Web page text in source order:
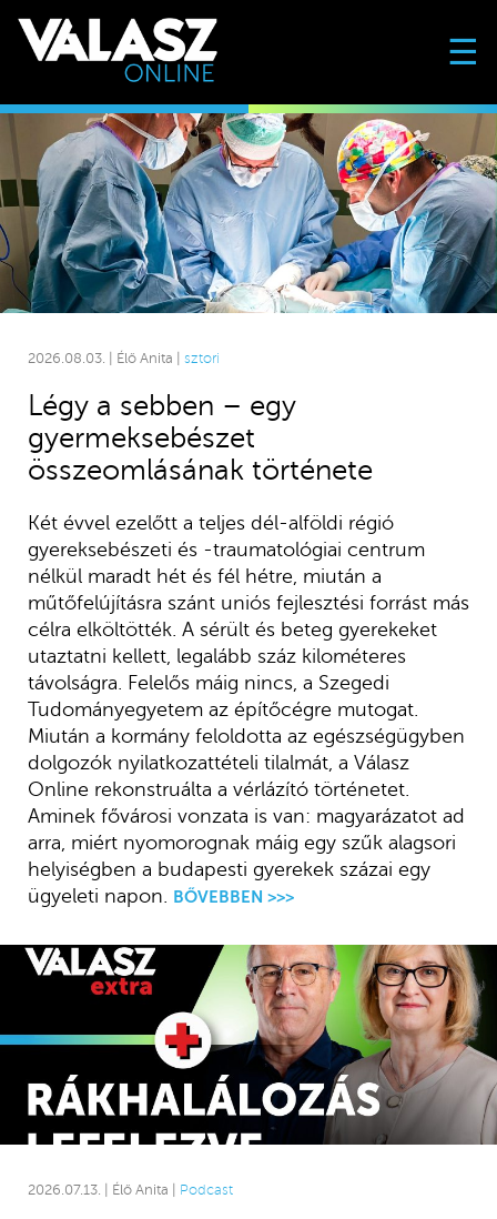
☰
2026.08.03. | Élő Anita | sztori
Légy a sebben – egy
gyermeksebészet
összeomlásának története
Két évvel ezelőtt a teljes dél-alföldi régió
gyereksebészeti és -traumatológiai centrum
nélkül maradt hét és fél hétre, miután a
műtőfelújításra szánt uniós fejlesztési forrást más
célra elköltötték. A sérült és beteg gyerekeket
utaztatni kellett, legalább száz kilométeres
távolságra. Felelős máig nincs, a Szegedi
Tudományegyetem az építőcégre mutogat.
Miután a kormány feloldotta az egészségügyben
dolgozók nyilatkozattételi tilalmát, a Válasz
Online rekonstruálta a vérlázító történetet.
Aminek fővárosi vonzata is van: magyarázatot ad
arra, miért nyomorognak máig egy szűk alagsori
helyiségben a budapesti gyerekek százai egy
ügyeleti napon. BŐVEBBEN >>>
2026.07.13. | Élő Anita | Podcast